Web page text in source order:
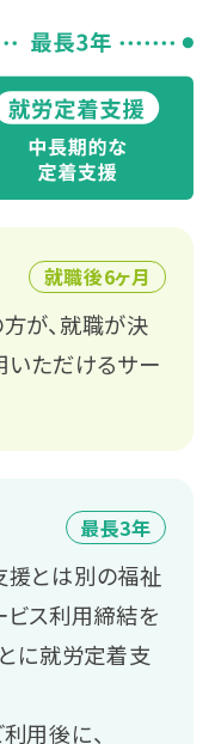
就職後6ヶ月
が、就職が決
いただけるサー
最長3年
とは別の福祉
ビス利用締結を
に就労定着支
用後に、